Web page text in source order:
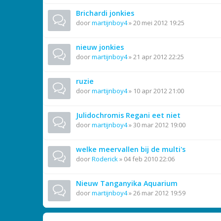
Brichardi jonkies
doormartijnboy4»20 mei 2012 19:25
nieuw jonkies
doormartijnboy4»21 apr 2012 22:25
ruzie
doormartijnboy4» 10 apr 2012 21:00
Julidochromis Regani eet niet
doormartijnboy4»30 mar 2012 19:00
welke meervallen bij de multi's
doorRoderick» 04 feb 2010 22:06
Nieuw Tanganyika Aquarium
doormartijnboy4»26 mar 2012 19:59